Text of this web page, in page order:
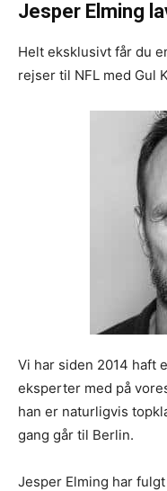
Jesper Elming
Helt eksklusivt får du
rejser til NFL med Gul
Vi har siden 2014 haft
eksperter med på
han er naturligvis
gang går til Berlin.
Jesper Elming har